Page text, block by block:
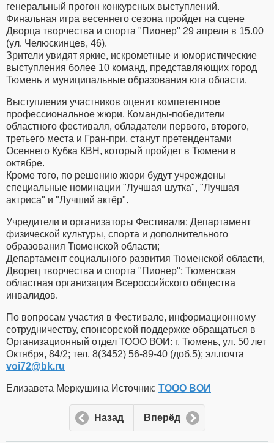
генеральный прогон конкурсных выступлений.
Финальная игра весеннего сезона пройдет на сцене
Дворца творчества и спорта "Пионер" 29 апреля в 15.00
(ул. Челюскинцев, 46).
Зрители увидят яркие, искрометные и юмористические
выступления более 10 команд, представляющих город
Тюмень и муниципальные образования юга области.
Выступления участников оценит компетентное
профессиональное жюри. Команды-победители
областного фестиваля, обладатели первого, второго,
третьего места и Гран-при, станут претендентами
Осеннего Кубка КВН, который пройдет в Тюмени в
октябре.
Кроме того, по решению жюри будут учреждены
специальные номинации "Лучшая шутка", "Лучшая
актриса" и "Лучший актёр".
Учредители и организаторы Фестиваля: Департамент
физической культуры, спорта и дополнительного
образования Тюменской области;
Департамент социального развития Тюменской области,
Дворец творчества и спорта "Пионер"; Тюменская
областная организация Всероссийского общества
инвалидов.
По вопросам участия в Фестивале, информационному
сотрудничеству, спонсорской поддержке обращаться в
Организационный отдел ТООО ВОИ: г. Тюмень, ул. 50 лет
Октября, 84/2; тел. 8(3452) 56-89-40 (доб.5); эл.почта
voi72​@ ​bk.ru
Елизавета Меркушина Источник: ТООО ВОИ
Назад Вперёд